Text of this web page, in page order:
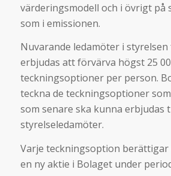
värderingsmodell och i övrigt på
som i emissionen.
Nuvarande ledamöter i
erbjudas att förvärva högst 25
teckningsoptioner per person.
teckna de teckningsoptioner
som senare ska kunna erbjudas
styrelseledamöter.
Varje teckningsoption berättigar
en ny aktie i Bolaget under